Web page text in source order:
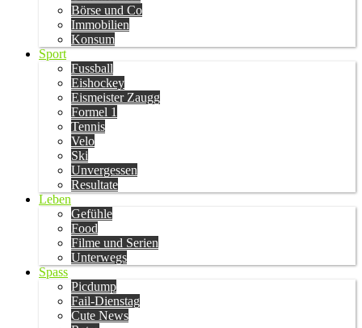
Börse und Co
Immobilien
Konsum
Sport
Fussball
Eishockey
Eismeister Zaugg
Formel 1
Tennis
Velo
Ski
Unvergessen
Resultate
Leben
Gefühle
Food
Filme und Serien
Unterwegs
Spass
Picdump
Fail-Dienstag
Cute News